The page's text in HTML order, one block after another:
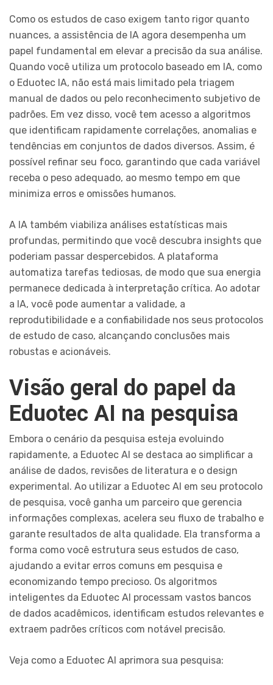
Como os estudos de caso exigem tanto rigor quanto
nuances, a assistência de IA agora desempenha um
papel fundamental em elevar a precisão da sua análise.
Quando você utiliza um protocolo baseado em IA, como
o Eduotec IA, não está mais limitado pela triagem
manual de dados ou pelo reconhecimento subjetivo de
padrões. Em vez disso, você tem acesso a algoritmos
que identificam rapidamente correlações, anomalias e
tendências em conjuntos de dados diversos. Assim, é
possível refinar seu foco, garantindo que cada variável
receba o peso adequado, ao mesmo tempo em que
minimiza erros e omissões humanos.
A IA também viabiliza análises estatísticas mais
profundas, permitindo que você descubra insights que
poderiam passar despercebidos. A plataforma
automatiza tarefas tediosas, de modo que sua energia
permanece dedicada à interpretação crítica. Ao adotar
a IA, você pode aumentar a validade, a
reprodutibilidade e a confiabilidade nos seus protocolos
de estudo de caso, alcançando conclusões mais
robustas e acionáveis.
Visão geral do papel da
Eduotec AI na pesquisa
Embora o cenário da pesquisa esteja evoluindo
rapidamente, a Eduotec AI se destaca ao simplificar a
análise de dados, revisões de literatura e o design
experimental. Ao utilizar a Eduotec AI em seu protocolo
de pesquisa, você ganha um parceiro que gerencia
informações complexas, acelera seu fluxo de trabalho e
garante resultados de alta qualidade. Ela transforma a
forma como você estrutura seus estudos de caso,
ajudando a evitar erros comuns em pesquisa e
economizando tempo precioso. Os algoritmos
inteligentes da Eduotec AI processam vastos bancos
de dados acadêmicos, identificam estudos relevantes e
extraem padrões críticos com notável precisão.
Veja como a Eduotec AI aprimora sua pesquisa: